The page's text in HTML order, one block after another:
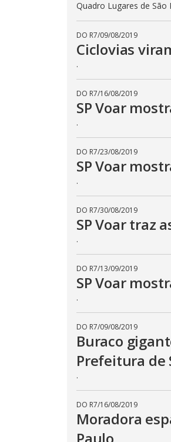
Quadro Lugares de
DO R7/09/08/2019
Ciclovias
.
DO R7/16/08/2019
SP Voar
.
DO R7/23/08/2019
SP Voar
.
DO R7/30/08/2019
SP Voar traz
.
DO R7/13/09/2019
SP Voar
.
DO R7/09/08/2019
Buraco
Prefeitura de
.
DO R7/16/08/2019
Moradora